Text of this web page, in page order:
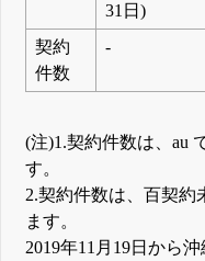
31日)
契約
件数
-
(注)1.契約件数は、au
す。
2.契約件数は、百契約
ます。
2019年11月19日から